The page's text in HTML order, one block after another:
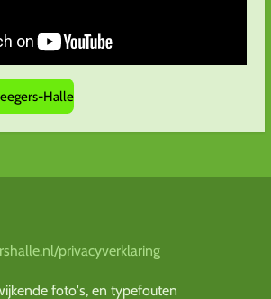
Halle
privacyverklaring
foto's, en typefouten